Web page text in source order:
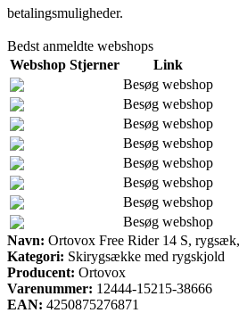
betalingsmuligheder.
Bedst anmeldte webshops
Webshop Stjerner
Link
Besøg webshop
Besøg webshop
Besøg webshop
Besøg webshop
Besøg webshop
Besøg webshop
Besøg webshop
Besøg webshop
Navn: Ortovox Free Rider 14 S,
Kategori: Skirygsække med rygskjold
Producent: Ortovox
Varenummer: 12444-15215-38666
EAN: 4250875276871